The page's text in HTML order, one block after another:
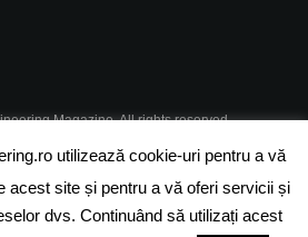
Magazine. All rights reserved.
POLITICA DE CONFIDENTIALITATE
utilizează cookie-uri pentru a vă
acest site și pentru a vă oferi servicii și
dvs. Continuând să utilizați acest